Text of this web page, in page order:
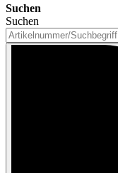
Suchen
Suchen